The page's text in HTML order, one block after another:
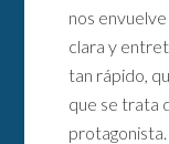
nos
clara y
tan rápido,
que se trata